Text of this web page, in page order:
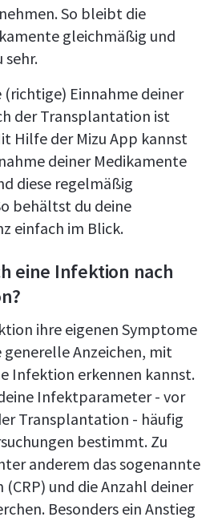
So bleibt die
gleichmäßig und
sehr.
(richtige) Einnahme deiner
der Transplantation ist
Hilfe der Mizu App kannst
deiner Medikamente
diese regelmäßig
behältst du deine
einfach im Blick.
eine Infektion nach
ihre eigenen Symptome
generelle Anzeichen, mit
Infektion erkennen kannst.
Infektparameter - vor
Transplantation - häufig
bestimmt. Zu
anderem das sogenannte
und die Anzahl deiner
Besonders ein Anstieg